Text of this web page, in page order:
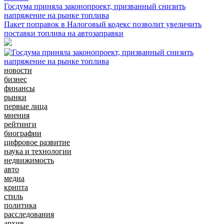
Госдума приняла законопроект, призванный снизить
напряжение на рынке топлива
Пакет поправок в Налоговый кодекс позволит увеличить
поставки топлива на автозаправки
новости
бизнес
финансы
рынки
первые лица
мнения
рейтинги
биографии
цифровое развитие
наука и технологии
недвижимость
авто
медиа
крипта
стиль
политика
расследования